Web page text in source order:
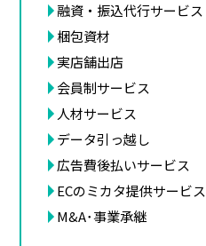
融資・振込代行サービス
梱包資材
実店舗出店
会員制サービス
人材サービス
データ引っ越し
広告費後払いサービス
ECのミカタ提供サービス
M&A･事業承継